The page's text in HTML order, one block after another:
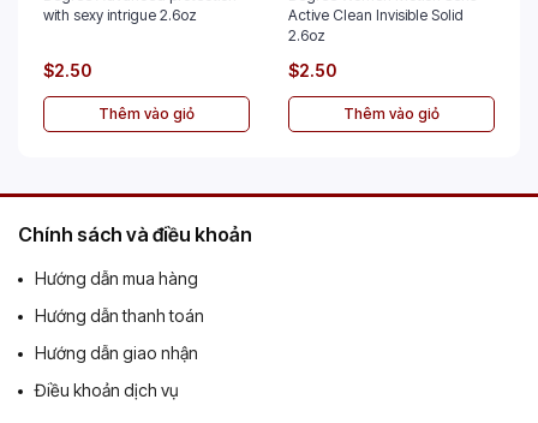
with sexy intrigue 2.6oz
$2.50
Thêm vào giỏ
Active Clean Invisible Solid
2.6oz
$2.50
Thêm vào giỏ
Chính sách và điều khoản
Hướng dẫn mua hàng
Hướng dẫn thanh toán
Hướng dẫn giao nhận
Điều khoản dịch vụ